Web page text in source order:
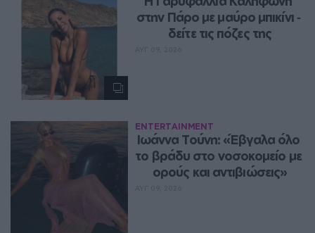
στην Πάρο με μαύρο μπικίνι ‑
δείτε τις πόζες της
ENTERTAINMENT
Ιωάννα Τούνη: «Έβγαλα όλο
το βράδυ στο νοσοκομείο με
ορούς και αντιβιώσεις»